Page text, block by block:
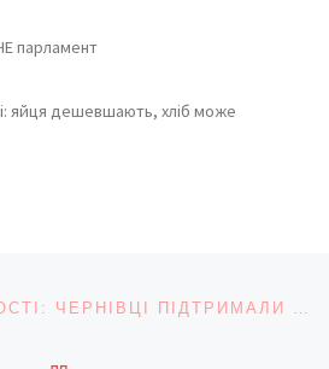
парламент
яйця дешевшають, хліб може